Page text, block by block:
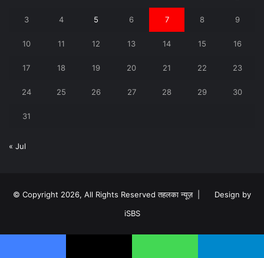
3 4 5 6 7 8 9
10 11 12 13 14 15 16
17 18 19 20 21 22 23
24 25 26 27 28 29 30
31
« Jul
© Copyright 2026, All Rights Reserved तहलका न्यूज़ |
Design by
iSBS